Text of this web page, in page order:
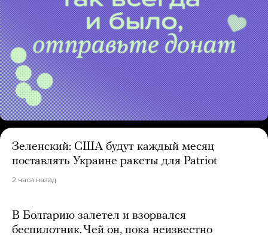
Зеленский: США будут каждый месяц
поставлять Украине ракеты для Patriot
2 часа назад
В Болгарию залетел и взорвался
беспилотник. Чей он, пока неизвестно